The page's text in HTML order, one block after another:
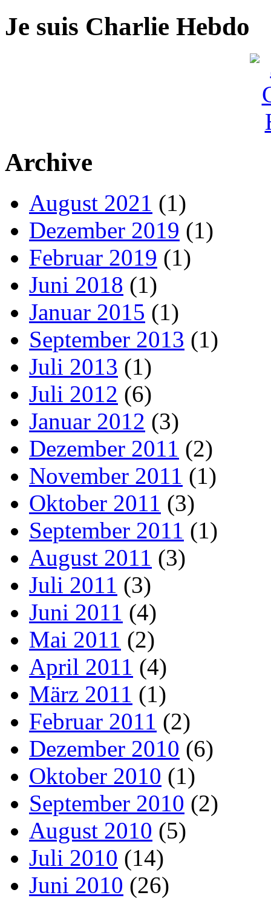
Je suis Charlie Hebdo
Archive
August 2021 (1)
Dezember 2019 (1)
Februar 2019 (1)
Juni 2018 (1)
Januar 2015 (1)
September 2013 (1)
Juli 2013 (1)
Juli 2012 (6)
Januar 2012 (3)
Dezember 2011 (2)
November 2011 (1)
Oktober 2011 (3)
September 2011 (1)
August 2011 (3)
Juli 2011 (3)
Juni 2011 (4)
Mai 2011 (2)
April 2011 (4)
März 2011 (1)
Februar 2011 (2)
Dezember 2010 (6)
Oktober 2010 (1)
September 2010 (2)
August 2010 (5)
Juli 2010 (14)
Juni 2010 (26)